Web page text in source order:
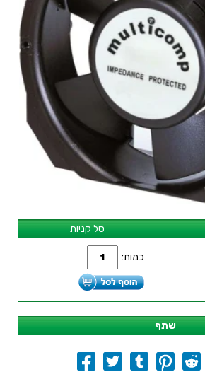
סל קניות
כמות:
שתף